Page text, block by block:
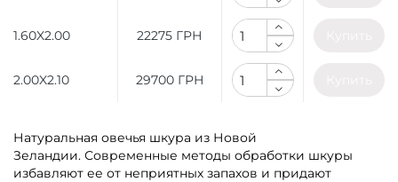
1.60X2.00 22275 ГРН
2.00X2.10 29700 ГРН
Натуральная овечья шкура из Новой
Зеландии. Современные методы обработки шкуры
избавляют ее от неприятных запахов и придают